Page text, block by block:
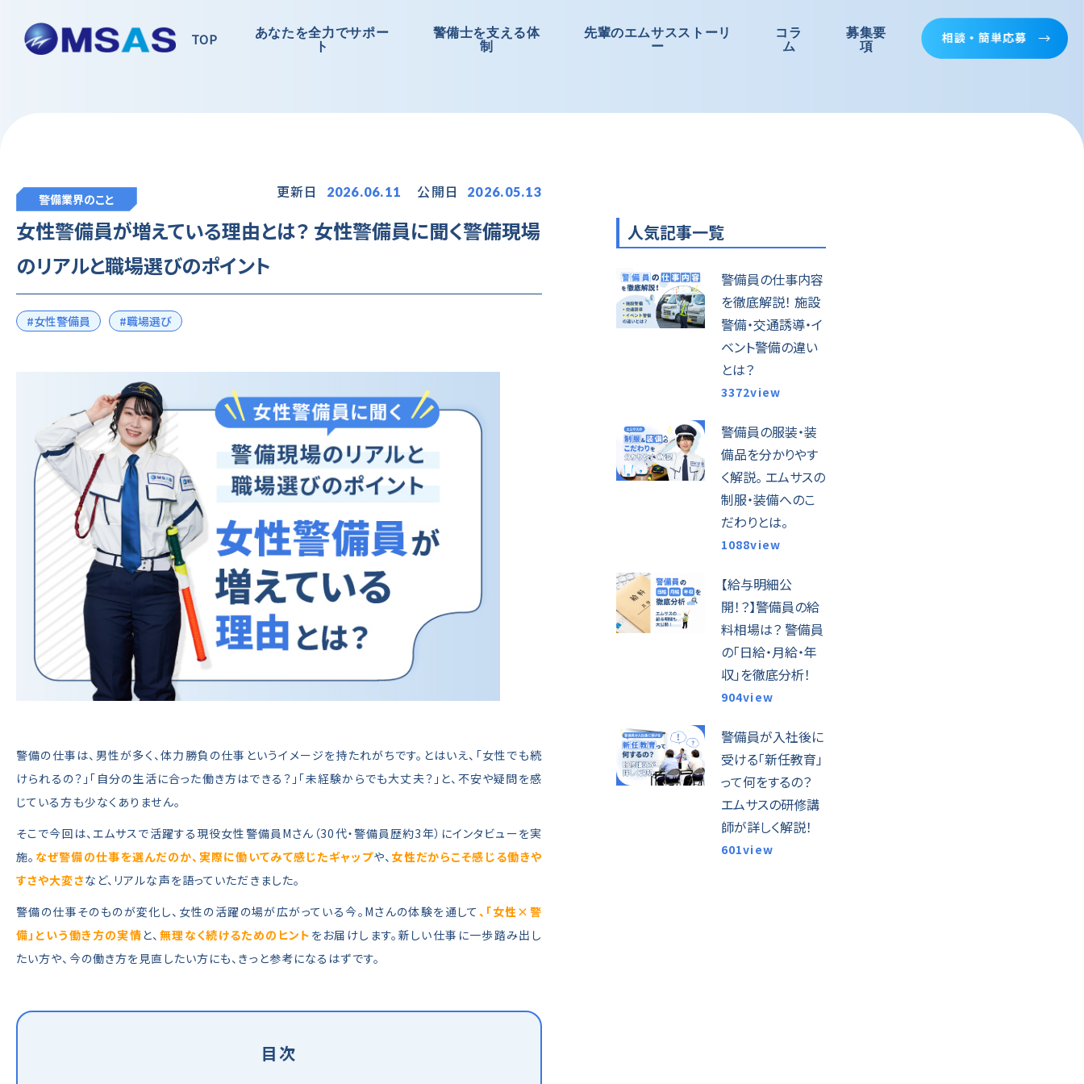
TOP
あなたを全力でサポー
ト
警備士を支える体
制
先輩のエムサスストーリ
ー
コラ
ム
募集要
項
警備業界のこと 更新日 2026.06.11 公開日 2026.05.13
女性警備員が増えている理由とは？ 女性警備員に聞く警備現場
のリアルと職場選びのポイント
#女性警備員 #職場選び
警備の仕事は、男性が多く、体力勝負の仕事というイメージを持たれがちです。とはいえ、「女性でも続
けられるの？」「自分の生活に合った働き方はできる？」「未経験からでも大丈夫？」と、不安や疑問を感
じている方も少なくありません。
そこで今回は、エムサスで活躍する現役女性警備員Mさん（30代・警備員歴約3年）にインタビューを実
施。 なぜ警備の仕事を選んだのか、実際に働いてみて感じたギャップや、 女性だからこそ感じる働きや
すさや大変さなど、リアルな声を語っていただきました。
警備の仕事そのものが変化し、女性の活躍の場が広がっている今。Mさんの体験を通して 、「女性×警
備」という働き方の実情と、 無理なく続けるためのヒント をお届けします。新しい仕事に一歩踏み出し
たい方や、今の働き方を見直したい方にも、きっと参考になるはずです。
目次
人気記事一覧
警備員の仕事内容
を徹底解説！ 施設
警備・交通誘導・イ
ベント警備の違い
とは？
3372view
警備員の服装・装
備品を分かりやす
く解説。 エムサスの
制服・装備へのこ
だわりとは。
1088view
【給与明細公
開！？】警備員の給
料相場は？ 警備員
の「日給・月給・年
収」を徹底分析！
904view
警備員が入社後に
受ける「新任教育」
って何をするの？
エムサスの研修講
師が詳しく解説！
601view